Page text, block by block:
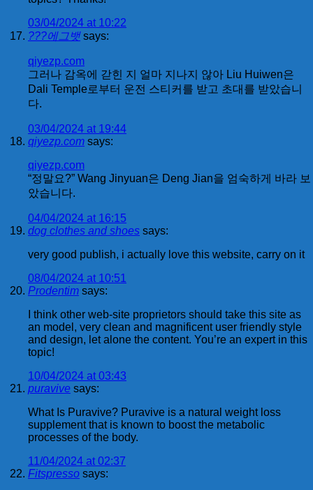
03/04/2024 at 10:22
???에그뱃 says:
qiyezp.com
그러나 감옥에 갇힌 지 얼마 지나지 않아 Liu Huiwen은
Dali Temple로부터 운전 스티커를 받고 초대를 받았습니
다.
03/04/2024 at 19:44
qiyezp.com says:
qiyezp.com
“정말요?” Wang Jinyuan은 Deng Jian을 엄숙하게 바라 보
았습니다.
04/04/2024 at 16:15
dog clothes and shoes says:
very good publish, i actually love this website, carry on it
08/04/2024 at 10:51
Prodentim says:
I think other web-site proprietors should take this site as
an model, very clean and magnificent user friendly style
and design, let alone the content. You’re an expert in this
topic!
10/04/2024 at 03:43
puravive says:
What Is Puravive? Puravive is a natural weight loss
supplement that is known to boost the metabolic
processes of the body.
11/04/2024 at 02:37
Fitspresso says: